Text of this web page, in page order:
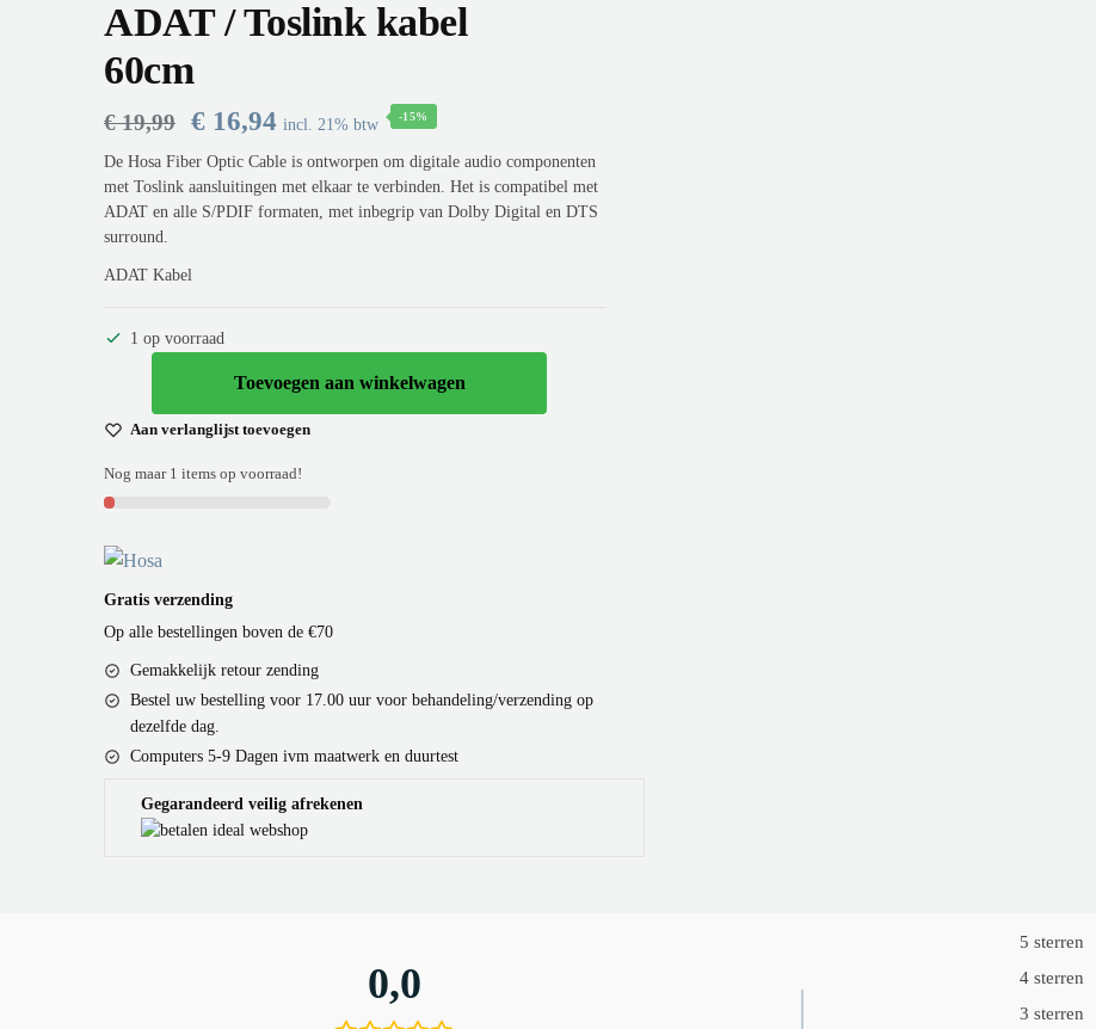
ADAT / Toslink kabel
60cm
€19,99 € 16,94 incl. 21% btw -15%
De Hosa Fiber Optic Cable is ontworpen om digitale audio componenten
met Toslink aansluitingen met elkaar te verbinden. Het is compatibel met
ADAT en alle S/PDIF formaten, met inbegrip van Dolby Digital en DTS
surround.
ADAT Kabel
1 op voorraad
Toevoegen aan winkelwagen
Aan verlanglijst toevoegen
Nog maar 1 items op voorraad!
Gratis verzending
Op alle bestellingen boven de €70
Gemakkelijk retour zending
Bestel uw bestelling voor 17.00 uur voor behandeling/verzending op
dezelfde dag.
Computers 5-9 Dagen ivm maatwerk en duurtest
Gegarandeerd veilig afrekenen
0,0
5 sterren
4 sterren
3 sterren